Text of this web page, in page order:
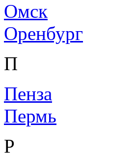
Омск
Оренбург
П
Пенза
Пермь
Р